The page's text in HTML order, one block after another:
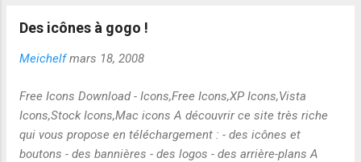
Des icônes à gogo !
Meichelf mars 18, 2008
Free Icons Download - Icons,Free Icons,XP Icons,Vista
Icons,Stock Icons,Mac icons A découvrir ce site très riche
qui vous propose en téléchargement : - des icônes et
boutons - des bannières - des logos - des arrière-plans A